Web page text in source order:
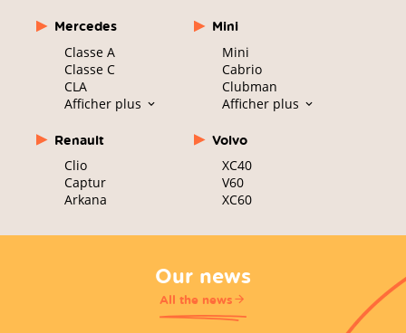
Mercedes
Classe A
Classe C
CLA
Afficher plus
Mini
Mini
Cabrio
Clubman
Afficher plus
Renault
Clio
Captur
Arkana
Volvo
XC40
V60
XC60
Our news
All the news